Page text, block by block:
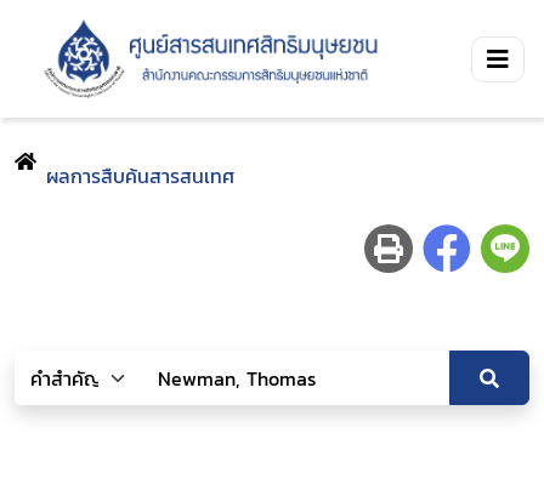
ผลการสืบค้นสารสนเทศ